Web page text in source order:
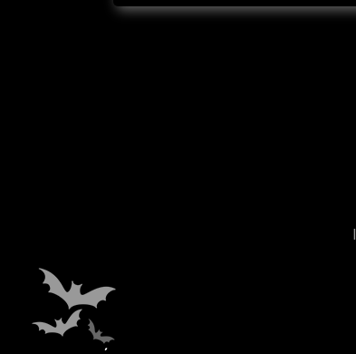
J'ai choisi cet article parce que ...Il a